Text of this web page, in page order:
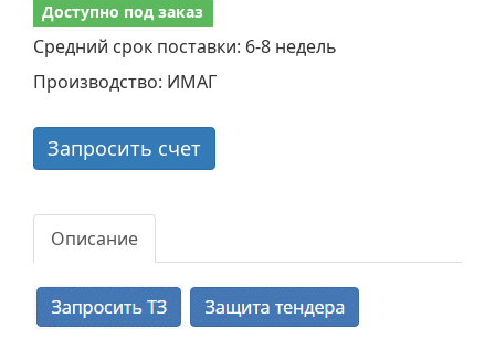
Доступно под заказ
Средний срок поставки: 6-8 недель
Производство: ИМАГ
Запросить счет
Описание